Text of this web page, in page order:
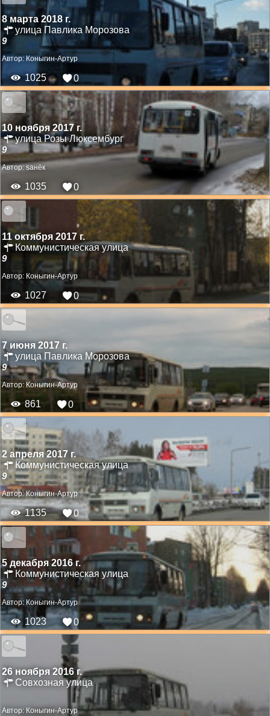
8 марта 2018 г.
улица Павлика Морозова
9
Автор: Коныгин-Артур
1025 0
10 ноября 2017 г.
улица Розы Люксембург
9
Автор: saнёк
1035 0
11 октября 2017 г.
Коммунистическая улица
9
Автор: Коныгин-Артур
1027 0
7 июня 2017 г.
улица Павлика Морозова
9
Автор: Коныгин-Артур
861 0
2 апреля 2017 г.
Коммунистическая улица
9
Автор:Коныгин-Артур
1135 0
5 декабря 2016 г.
Коммунистическая улица
9
Автор: Коныгин-Артур
1023 0
26 ноября 2016 г.
Совхозная улица
Автор: Коныгин-Артур